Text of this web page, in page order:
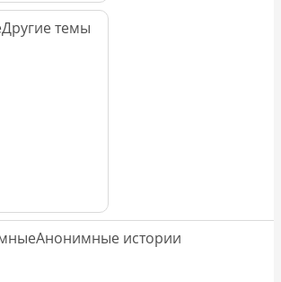
Другие темы
Анонимные истории